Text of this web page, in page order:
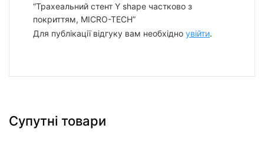
“Трахеальний стент Y shape частково з
покриттям, MICRO-TECH”
Для публікації відгуку вам необхідно увійти.
Супутні товари